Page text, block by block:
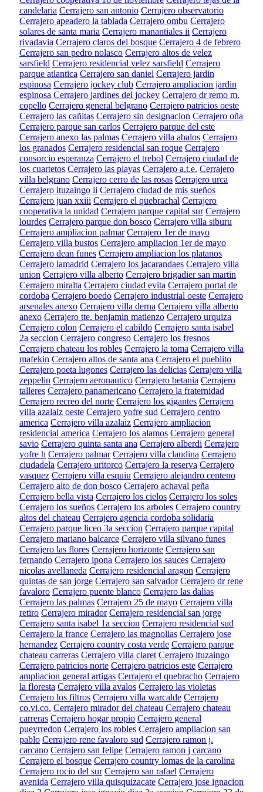
candelaria Cerrajero san antonio Cerrajero observatorio
Cerrajero apeadero la tablada Cerrajero ombu Cerrajero
solares de santa maria Cerrajero manantiales ii Cerrajero
rivadavia Cerrajero claros del bosque Cerrajero 4 de febrero
Cerrajero san pedro nolasco Cerrajero altos de velez
sarsfield Cerrajero residencial velez sarsfield Cerrajero
parque atlantica Cerrajero san daniel Cerrajero jardin
espinosa Cerrajero jockey club Cerrajero ampliacion jardin
espinosa Cerrajero jardines del jockey Cerrajero dr remo m.
copello Cerrajero general belgrano Cerrajero patricios oeste
Cerrajero las cañitas Cerrajero sin designacion Cerrajero oña
Cerrajero parque san carlos Cerrajero parque del este
Cerrajero anexo las palmas Cerrajero villa abalos Cerrajero
los granados Cerrajero residencial san roque Cerrajero
consorcio esperanza Cerrajero el trebol Cerrajero ciudad de
los cuartetos Cerrajero las playas Cerrajero a.t.e. Cerrajero
villa belgrano Cerrajero cerro de las rosas Cerrajero urca
Cerrajero ituzaingo ii Cerrajero ciudad de mis sueños
Cerrajero juan xxiii Cerrajero el quebrachal Cerrajero
cooperativa la unidad Cerrajero parque capital sur Cerrajero
lourdes Cerrajero parque don bosco Cerrajero villa siburu
Cerrajero ampliacion palmar Cerrajero 1er de mayo
Cerrajero villa bustos Cerrajero ampliacion 1er de mayo
Cerrajero dean funes Cerrajero ampliacion los platanos
Cerrajero lamadrid Cerrajero los jacarandaes Cerrajero villa
union Cerrajero villa alberto Cerrajero brigadier san martin
Cerrajero miralta Cerrajero ciudad evita Cerrajero portal de
cordoba Cerrajero boedo Cerrajero industrial oeste Cerrajero
arsenales anexo Cerrajero villa derna Cerrajero villa alberto
anexo Cerrajero tte. benjamin matienzo Cerrajero urquiza
Cerrajero colon Cerrajero el cabildo Cerrajero santa isabel
2a seccion Cerrajero congreso Cerrajero los fresnos
Cerrajero chateau los robles Cerrajero la toma Cerrajero villa
mafekin Cerrajero altos de santa ana Cerrajero el pueblito
Cerrajero poeta lugones Cerrajero las delicias Cerrajero villa
zeppelin Cerrajero aeronautico Cerrajero betania Cerrajero
talleres Cerrajero panamericano Cerrajero la fraternidad
Cerrajero recreo del norte Cerrajero los gigantes Cerrajero
villa azalaiz oeste Cerrajero yofre sud Cerrajero centro
america Cerrajero villa azalaiz Cerrajero ampliacion
residencial america Cerrajero los alamos Cerrajero general
savio Cerrajero quinta santa ana Cerrajero alberdi Cerrajero
yofre h Cerrajero palmar Cerrajero villa claudina Cerrajero
ciudadela Cerrajero uritorco Cerrajero la reserva Cerrajero
vasquez Cerrajero villa esquiu Cerrajero alejandro centeno
Cerrajero alto de don bosco Cerrajero achaval peña
Cerrajero bella vista Cerrajero los cielos Cerrajero los soles
Cerrajero los sueños Cerrajero los arboles Cerrajero country
altos del chateau Cerrajero agencia cordoba solidaria
Cerrajero parque liceo 3a seccion Cerrajero parque capital
Cerrajero mariano balcarce Cerrajero villa silvano funes
Cerrajero las flores Cerrajero horizonte Cerrajero san
fernando Cerrajero ipona Cerrajero los sauces Cerrajero
nicolas avellaneda Cerrajero residencial aragon Cerrajero
quintas de san jorge Cerrajero san salvador Cerrajero dr rene
favaloro Cerrajero puente blanco Cerrajero las dalias
Cerrajero las palmas Cerrajero 25 de mayo Cerrajero villa
retiro Cerrajero mirador Cerrajero residencial san jorge
Cerrajero santa isabel 1a seccion Cerrajero residencial sud
Cerrajero la france Cerrajero las magnolias Cerrajero jose
hernandez Cerrajero country costa verde Cerrajero parque
chateau carreras Cerrajero villa claret Cerrajero ituzaingo
Cerrajero patricios norte Cerrajero patricios este Cerrajero
ampliacion general artigas Cerrajero el quebracho Cerrajero
la floresta Cerrajero villa avalos Cerrajero las violetas
Cerrajero los filtros Cerrajero villa warcalde Cerrajero
co.vi.co. Cerrajero mirador del chateau Cerrajero chateau
carreras Cerrajero hogar propio Cerrajero general
pueyrredon Cerrajero los robles Cerrajero ampliacion san
pablo Cerrajero rene favaloro sud Cerrajero ramon j.
carcano Cerrajero san felipe Cerrajero ramon j carcano
Cerrajero el bosque Cerrajero country lomas de la carolina
Cerrajero rocio del sur Cerrajero san rafael Cerrajero
avenida Cerrajero villa quisquizacate Cerrajero jose ignacion